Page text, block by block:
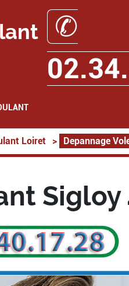
✆
Loiret > Depannage
Sigloy